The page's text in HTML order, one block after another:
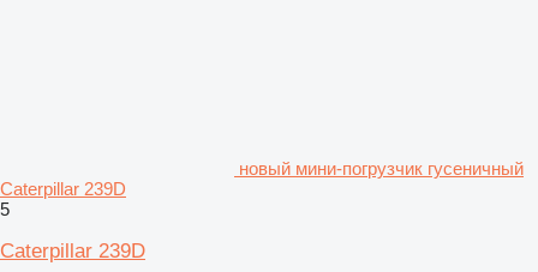
новый мини-погрузчик гусеничный
Caterpillar 239D
5
Caterpillar 239D